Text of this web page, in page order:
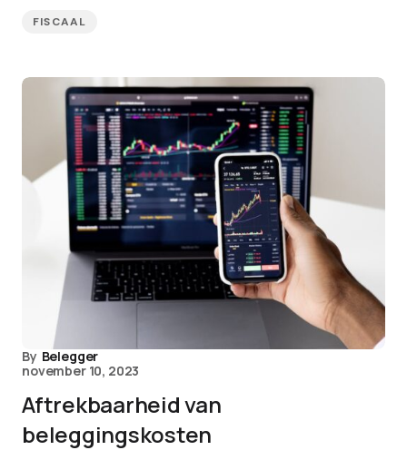
FISCAAL
By Belegger
november 10, 2023
Aftrekbaarheid van
beleggingskosten